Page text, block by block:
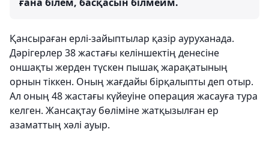
Қансыраған ерлі-зайыптылар қазір ауруханада.
Дәрігерлер 38 жастағы келіншектің денесіне
оншақты жерден түскен пышақ жарақатының
орнын тіккен. Оның жағдайы бірқалыпты деп отыр.
Ал оның 48 жастағы күйеуіне операция жасауға тура
келген. Жансақтау бөліміне жатқызылған ер
азаматтың хәлі ауыр.